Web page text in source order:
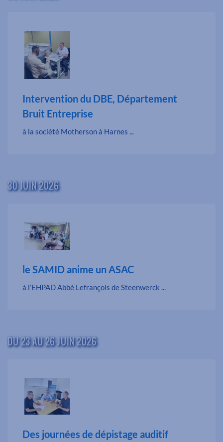
Intervention du DBE, Département
Bruit Entreprise
à la société Motherson à Harnes ...
30 JUIN 2026
le SAMID anime un ASAC
à l’EHPAD Abbé Lefrançois de Steenwerck ...
DU 23 AU 26 JUIN 2026
Des journées de dépistage auditif